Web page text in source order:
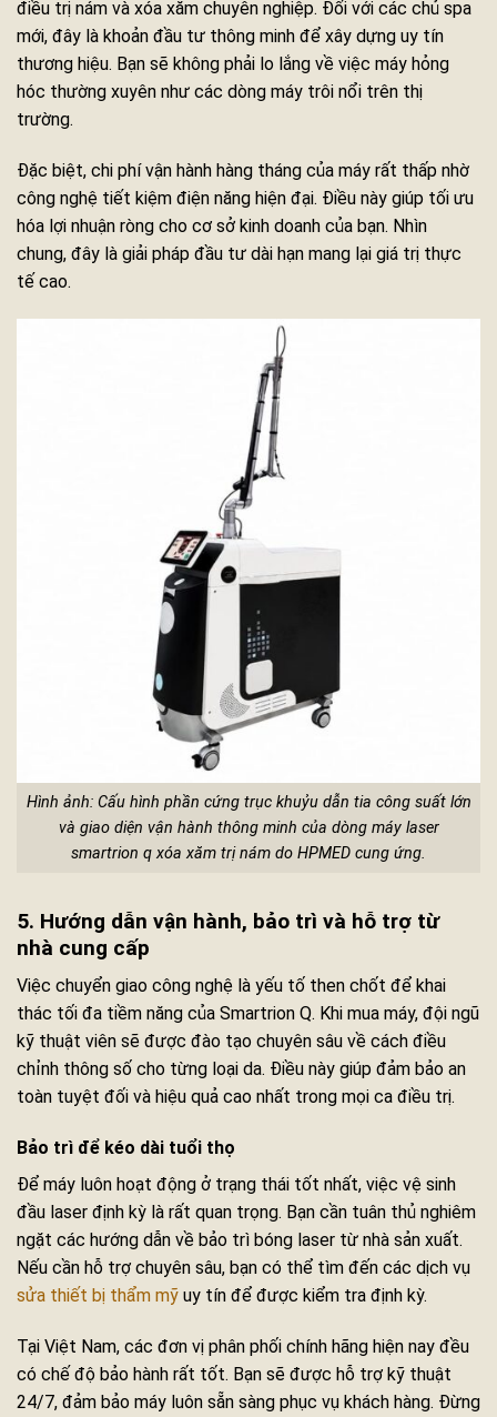
điều trị nám và xóa xăm chuyên nghiệp. Đối với các chủ spa
mới, đây là khoản đầu tư thông minh để xây dựng uy tín
thương hiệu. Bạn sẽ không phải lo lắng về việc máy hỏng
hóc thường xuyên như các dòng máy trôi nổi trên thị
trường.
Đặc biệt, chi phí vận hành hàng tháng của máy rất thấp nhờ
công nghệ tiết kiệm điện năng hiện đại. Điều này giúp tối ưu
hóa lợi nhuận ròng cho cơ sở kinh doanh của bạn. Nhìn
chung, đây là giải pháp đầu tư dài hạn mang lại giá trị thực
tế cao.
Hình ảnh: Cấu hình phần cứng trục khuỷu dẫn tia công suất lớn
và giao diện vận hành thông minh của dòng máy laser
smartrion q xóa xăm trị nám do HPMED cung ứng.
5. Hướng dẫn vận hành, bảo trì và hỗ trợ từ
nhà cung cấp
Việc chuyển giao công nghệ là yếu tố then chốt để khai
thác tối đa tiềm năng của Smartrion Q. Khi mua máy, đội ngũ
kỹ thuật viên sẽ được đào tạo chuyên sâu về cách điều
chỉnh thông số cho từng loại da. Điều này giúp đảm bảo an
toàn tuyệt đối và hiệu quả cao nhất trong mọi ca điều trị.
Bảo trì để kéo dài tuổi thọ
Để máy luôn hoạt động ở trạng thái tốt nhất, việc vệ sinh
đầu laser định kỳ là rất quan trọng. Bạn cần tuân thủ nghiêm
ngặt các hướng dẫn về bảo trì bóng laser từ nhà sản xuất.
Nếu cần hỗ trợ chuyên sâu, bạn có thể tìm đến các dịch vụ
sửa thiết bị thẩm mỹ uy tín để được kiểm tra định kỳ.
Tại Việt Nam, các đơn vị phân phối chính hãng hiện nay đều
có chế độ bảo hành rất tốt. Bạn sẽ được hỗ trợ kỹ thuật
24/7, đảm bảo máy luôn sẵn sàng phục vụ khách hàng. Đừng